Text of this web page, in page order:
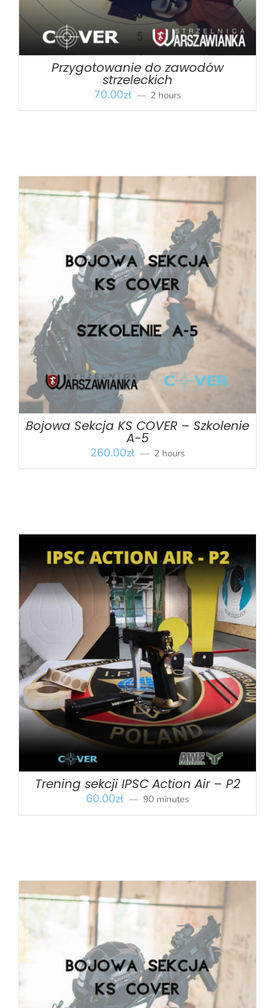
Przygotowanie do zawodów
strzeleckich
70.00zł 2 hours
BOOK SZCZEGÓŁY
Bojowa Sekcja KS COVER – Szkolenie
A-5
260.00zł 2 hours
BOOK SZCZEGÓŁY
Trening sekcji IPSC Action Air – P2
60.00zł 90 minutes
BOOK SZCZEGÓŁY